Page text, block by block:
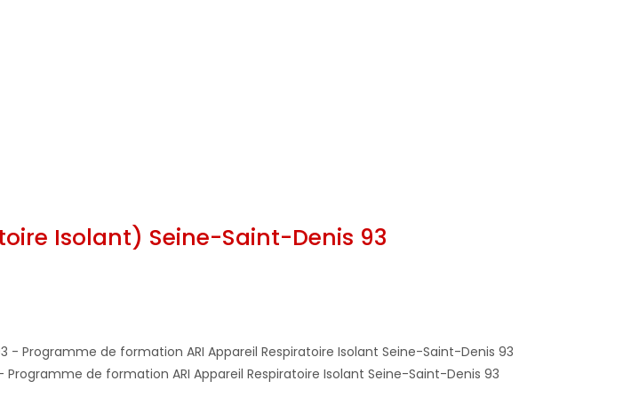
Isolant) Seine-Saint-Denis 93
de formation ARI Appareil Respiratoire Isolant Seine-Saint-Denis 93